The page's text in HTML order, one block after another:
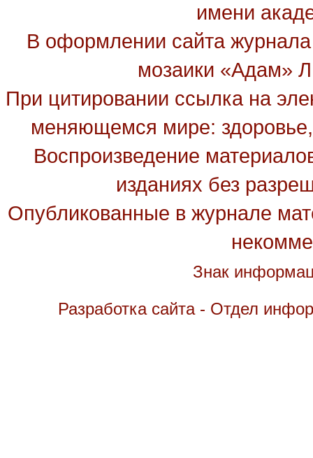
имени
В оформлении сайта
мозаики «Адам»
При цитировании ссылка на
меняющемся мире: здоровье,
Воспроизведение
изданиях без
Опубликованные в журнале
Знак
Разработка сайта - Отдел